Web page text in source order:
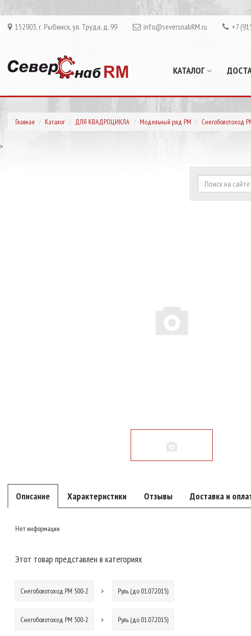
152903, г. Рыбинск, ул. Труда, д. 99 info@seversnabRM.ru +7
КАТАЛОГ
Главная Каталог ДЛЯ КВАДРОЦИКЛА Модельный ряд РМ Снегоболотоход
>
Описание Характеристики Отзывы Доставка и
Нет информации
Этот товар представлен в категориях
Снегоболотоход РМ 500-2 Руль (до 01.07.2015)
Снегоболотоход РМ 500-2 Руль (до 01.07.2015)